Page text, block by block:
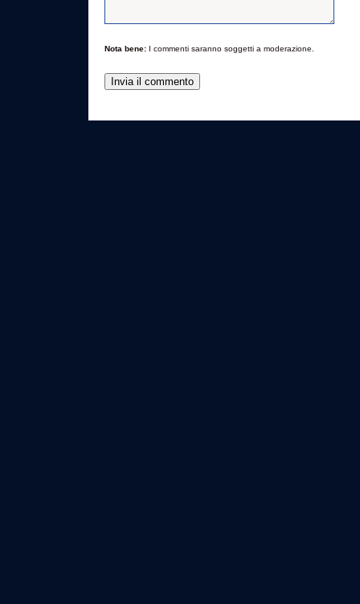
Nota bene: I commenti saranno soggetti a moderazione.